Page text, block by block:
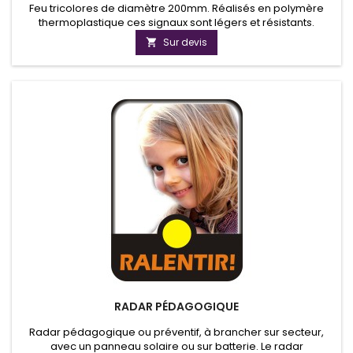
Feu tricolores de diamètre 200mm. Réalisés en polymère
thermoplastique ces signaux sont légers et résistants.
Modulaires, composés de coffrets et portes unitaires.
Montage en drapeau ou dans l’axe du support. Fixation soit
par consoles hautes et basses permettant l’orientation du
 Sur devis
RADAR PÉDAGOGIQUE
Radar pédagogique ou préventif, à brancher sur secteur,
avec un panneau solaire ou sur batterie. Le radar